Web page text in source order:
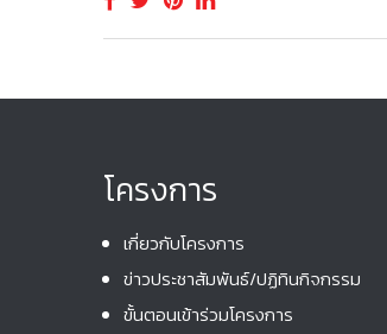
โครงการ
เกี่ยวกับโครงการ
ข่าวประชาสัมพันธ์/ปฏิทินกิจกรรม
ขั้นตอนเข้าร่วมโครงการ